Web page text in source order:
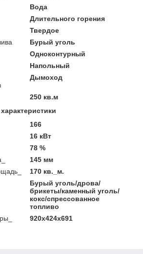
Вода
Длительного горения
Твердое
Бурый уголь
Одноконтурный
Напольный
Дымоход
250 кв.м
166
16 кВт
78 %
145 мм
170 кв._м.
Бурый уголь/дрова/
брикеты/каменный уголь/
кокс/спрессованное
топливо
920х424х691